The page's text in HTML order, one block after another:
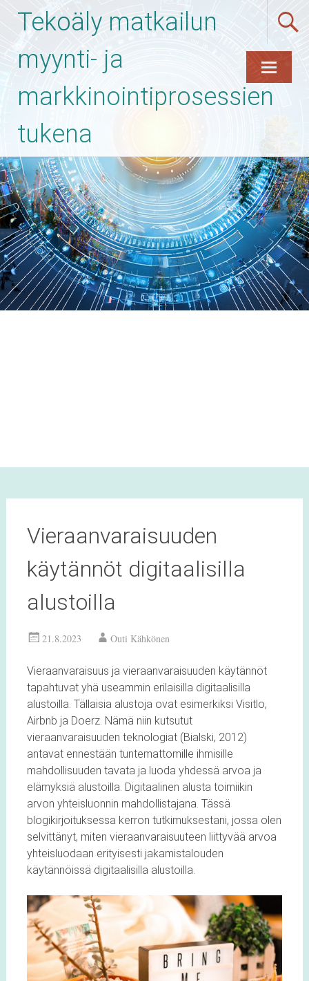
Tekoäly matkailun
myynti- ja
markkinointiprosessien
tukena
Skip
to
Vieraanvaraisuuden
käytännöt digitaalisilla
alustoilla
21.8.2023 Outi Kähkönen
Vieraanvaraisuus ja vieraanvaraisuuden käytännöt
tapahtuvat yhä useammin erilaisilla digitaalisilla
alustoilla. Tällaisia alustoja ovat esimerkiksi Visitlo,
Airbnb ja Doerz. Nämä niin kutsutut
vieraanvaraisuuden teknologiat (Bialski, 2012)
antavat ennestään tuntemattomille ihmisille
mahdollisuuden tavata ja luoda yhdessä arvoa ja
elämyksiä alustoilla. Digitaalinen alusta toimiikin
arvon yhteisluonnin mahdollistajana. Tässä
blogikirjoituksessa kerron tutkimuksestani, jossa olen
selvittänyt, miten vieraanvaraisuuteen liittyvää arvoa
yhteisluodaan erityisesti jakamistalouden
käytännöissä digitaalisilla alustoilla.